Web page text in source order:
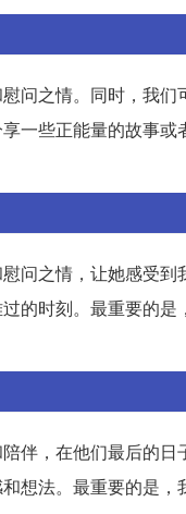
问之情。同时，我们
一些正能量的故事或
问之情，让她感受到
的时刻。最重要的是
伴，在他们最后的日
想法。最重要的是，